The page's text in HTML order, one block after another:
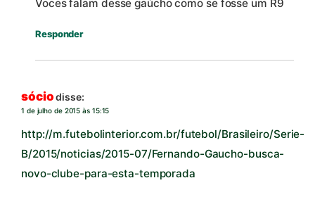
Voces falam desse gaúcho como se fosse um R9
Responder
sócio disse:
1 de julho de 2015 às 15:15
http://m.futebolinterior.com.br/futebol/Brasileiro/Serie-
B/2015/noticias/2015-07/Fernando-Gaucho-busca-
novo-clube-para-esta-temporada